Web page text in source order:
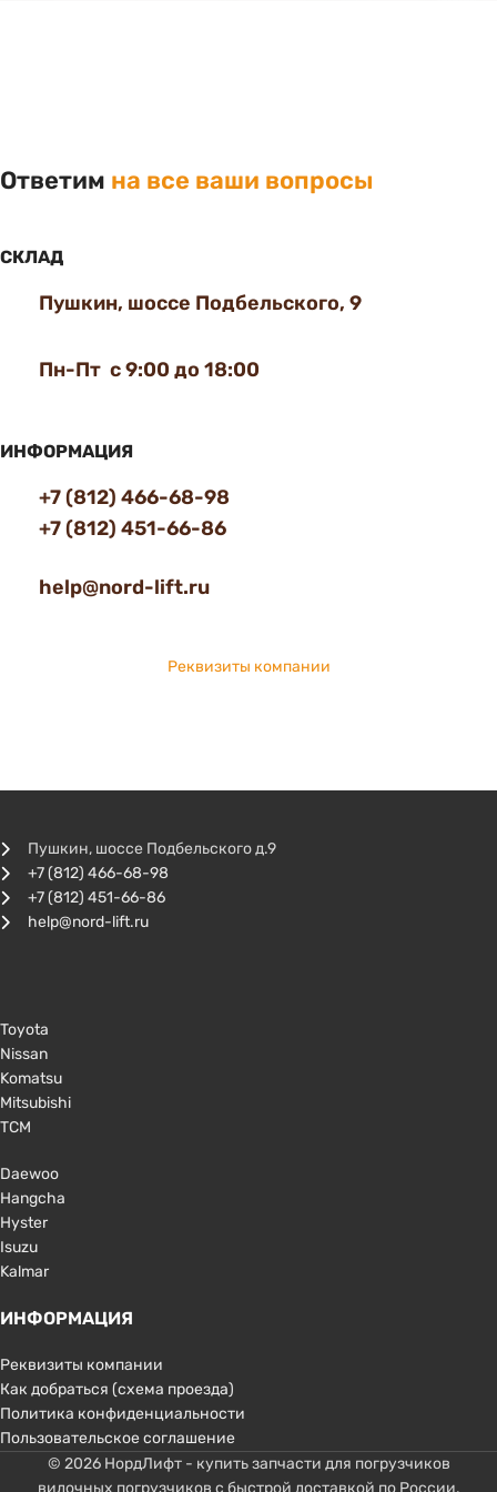
Ответим на все ваши вопросы
СКЛАД
Пушкин, шоссе Подбельского, 9
Пн-Пт с 9:00 до 18:00
ИНФОРМАЦИЯ
+7 (812) 466-68-98
+7 (812) 451-66-86
help@nord-lift.ru
Реквизиты компании
Пушкин, шоссе Подбельского д.9
+7 (812) 466-68-98
+7 (812) 451-66-86
help@nord-lift.ru
Toyota
Nissan
Komatsu
Mitsubishi
TCM
Daewoo
Hangcha
Hyster
Isuzu
Kalmar
ИНФОРМАЦИЯ
Реквизиты компании
Как добраться (схема проезда)
Политика конфиденциальности
Пользовательское соглашение
© 2026 НордЛифт - купить запчасти для погрузчиков